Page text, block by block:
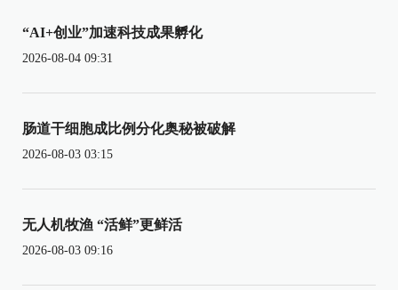
“AI+创业”加速科技成果孵化
2026-08-04 09:31
肠道干细胞成比例分化奥秘被破解
2026-08-03 03:15
无人机牧渔 “活鲜”更鲜活
2026-08-03 09:16